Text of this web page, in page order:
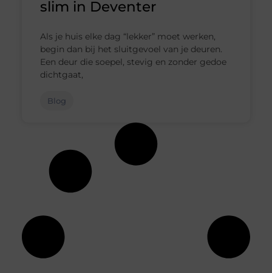
slim in Deventer
Als je huis elke dag “lekker” moet werken,
begin dan bij het sluitgevoel van je deuren.
Een deur die soepel, stevig en zonder gedoe
dichtgaat,
Blog